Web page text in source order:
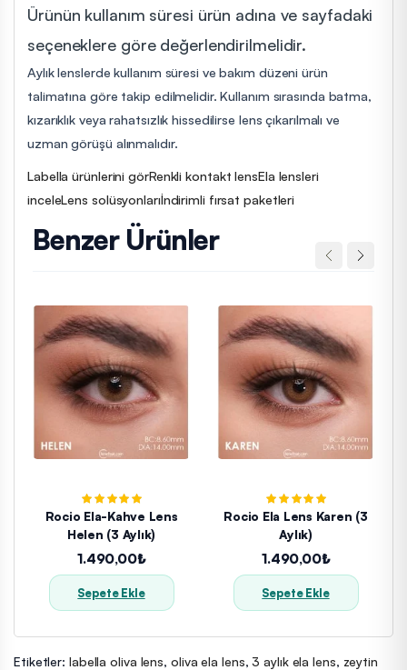
Ürünün kullanım süresi ürün adına ve sayfadaki
seçeneklere göre değerlendirilmelidir.
Aylık lenslerde kullanım süresi ve bakım düzeni ürün
talimatına göre takip edilmelidir. Kullanım sırasında batma,
kızarıklık veya rahatsızlık hissedilirse lens çıkarılmalı ve
uzman görüşü alınmalıdır.
Labella ürünlerini görRenkli kontakt lensEla lensleri
inceleLens solüsyonlarıİndirimli fırsat paketleri
Benzer Ürünler
Rocio Ela-Kahve Lens
Helen (3 Aylık)
1.490,00₺
Sepete Ekle
Rocio Ela Lens Karen (3
Aylık)
1.490,00₺
Sepete Ekle
Etiketler: labella oliva lens, oliva ela lens,3 aylık ela lens, zeytin